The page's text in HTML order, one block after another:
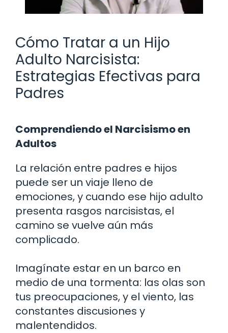
Cómo Tratar a un Hijo
Adulto Narcisista:
Estrategias Efectivas para
Padres
Comprendiendo el Narcisismo en
Adultos
La relación entre padres e hijos
puede ser un viaje lleno de
emociones, y cuando ese hijo adulto
presenta rasgos narcisistas, el
camino se vuelve aún más
complicado.
Imagínate estar en un barco en
medio de una tormenta: las olas son
tus preocupaciones, y el viento, las
constantes discusiones y
malentendidos.